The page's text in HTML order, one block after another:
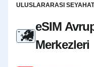
ULUSLARARASI
eSIM
Merkezleri